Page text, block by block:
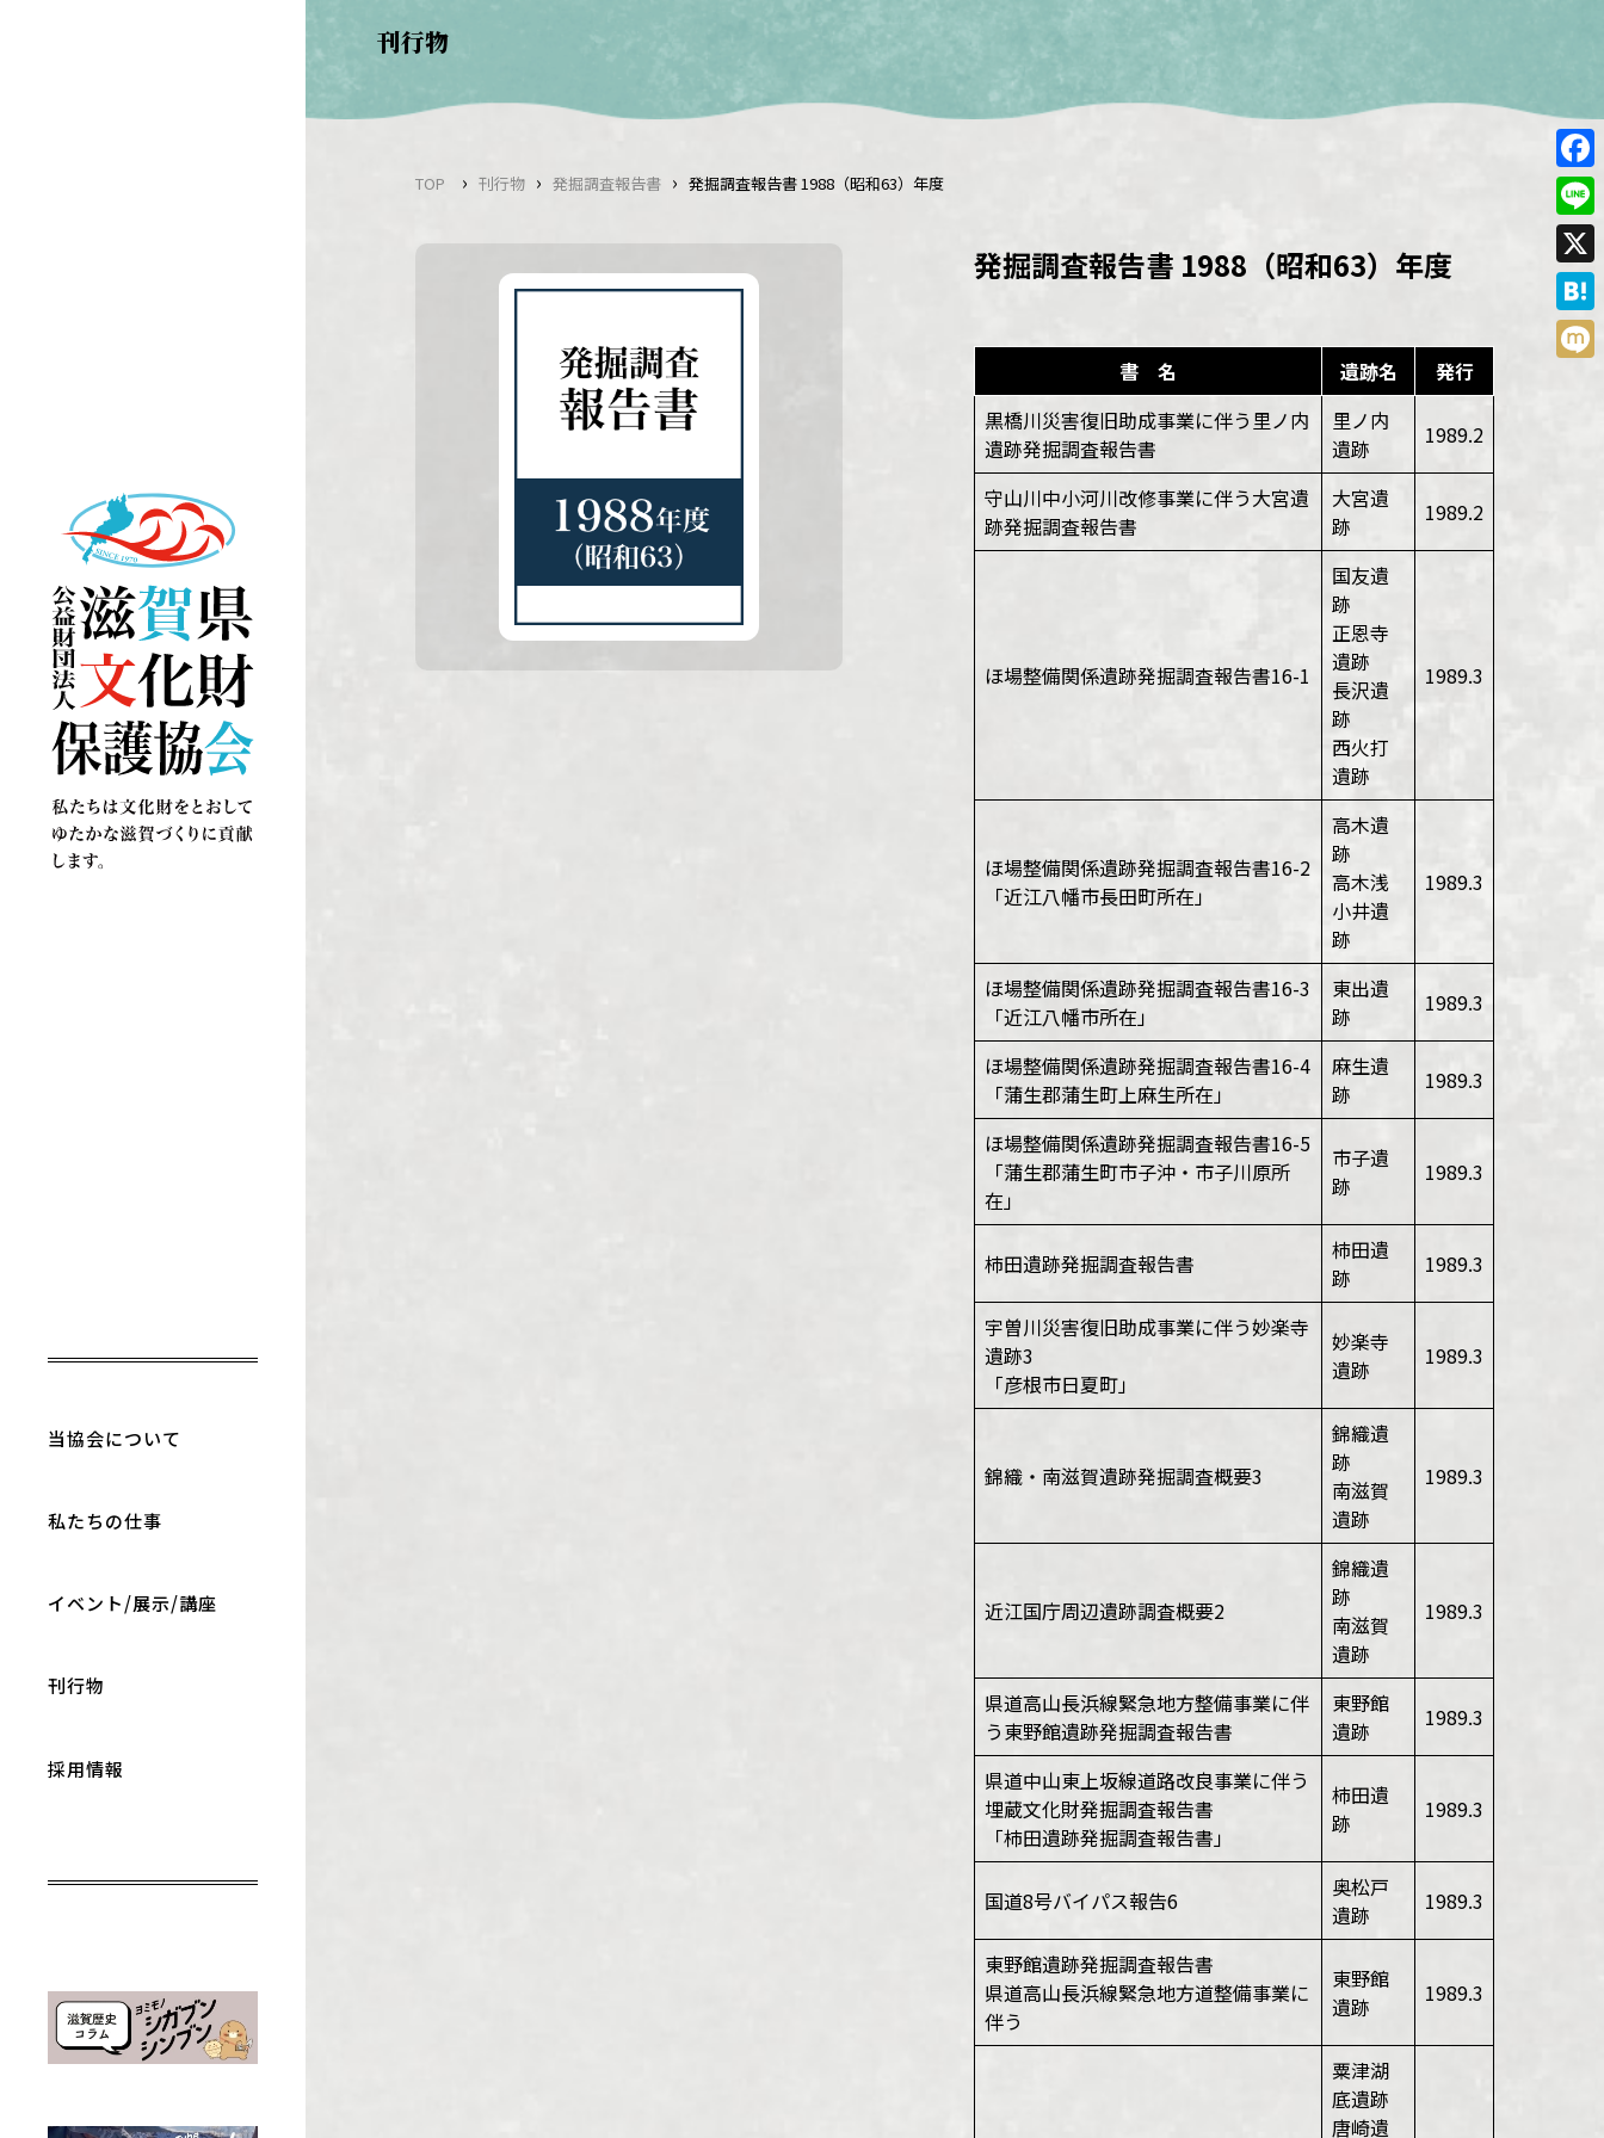
当協会について
私たちの仕事
イベント/展示/講座
刊行物
採用情報
刊行物
TOP › 刊行物 › 発掘調査報告書 › 発掘調査報告書 1988（昭和63）年度
発掘調査報告書 1988（昭和63）年度
書 名 遺跡名
発行
黒橋川災害復旧助成事業に伴う里ノ内
遺跡発掘調査報告書
里ノ内
遺跡
1989.2
守山川中小河川改修事業に伴う大宮遺
跡発掘調査報告書
大宮遺
跡
1989.2
ほ場整備関係遺跡発掘調査報告書16-1
国友遺
跡
正恩寺
遺跡
長沢遺
跡
西火打
遺跡
1989.3
ほ場整備関係遺跡発掘調査報告書16-2
「近江八幡市長田町所在」
高木遺
跡
高木浅
小井遺
跡
1989.3
ほ場整備関係遺跡発掘調査報告書16-3
「近江八幡市所在」
東出遺
跡
1989.3
ほ場整備関係遺跡発掘調査報告書16-4
「蒲生郡蒲生町上麻生所在」
麻生遺
跡
1989.3
ほ場整備関係遺跡発掘調査報告書16-5
「蒲生郡蒲生町市子沖・市子川原所
在」
市子遺
跡
1989.3
柿田遺跡発掘調査報告書
柿田遺
跡
1989.3
宇曽川災害復旧助成事業に伴う妙楽寺
遺跡3
「彦根市日夏町」
妙楽寺
遺跡
1989.3
錦織・南滋賀遺跡発掘調査概要3
錦織遺
跡
南滋賀
遺跡
1989.3
近江国庁周辺遺跡調査概要2
錦織遺
跡
南滋賀
遺跡
1989.3
県道高山長浜線緊急地方整備事業に伴
う東野館遺跡発掘調査報告書
東野館
遺跡
1989.3
県道中山東上坂線道路改良事業に伴う
埋蔵文化財発掘調査報告書
「柿田遺跡発掘調査報告書」
柿田遺
跡
1989.3
国道8号バイパス報告6
奥松戸
遺跡
1989.3
東野館遺跡発掘調査報告書
県道高山長浜線緊急地方道整備事業に
伴う
東野館
遺跡
1989.3
粟津湖
底遺跡
唐崎遺
Line
X